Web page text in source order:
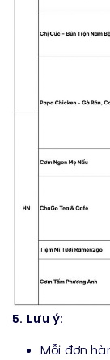
5. Lưu ý:
Mỗi đơn